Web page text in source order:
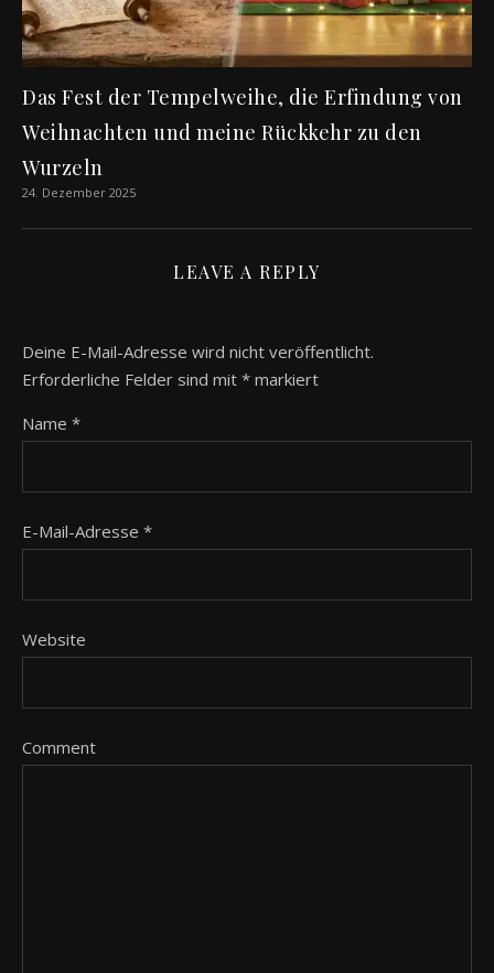
Das Fest der Tempelweihe, die Erfindung von
Weihnachten und meine Rückkehr zu den
Wurzeln
24. Dezember 2025
LEAVE A REPLY
Deine E-Mail-Adresse wird nicht veröffentlicht.
Erforderliche Felder sind mit * markiert
Name *
E-Mail-Adresse *
Website
Comment